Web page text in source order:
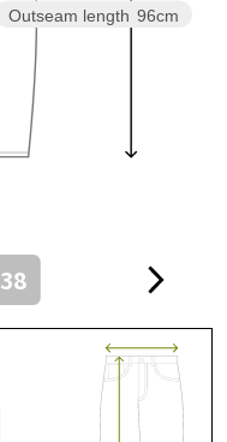
Outseam length 96cm
38